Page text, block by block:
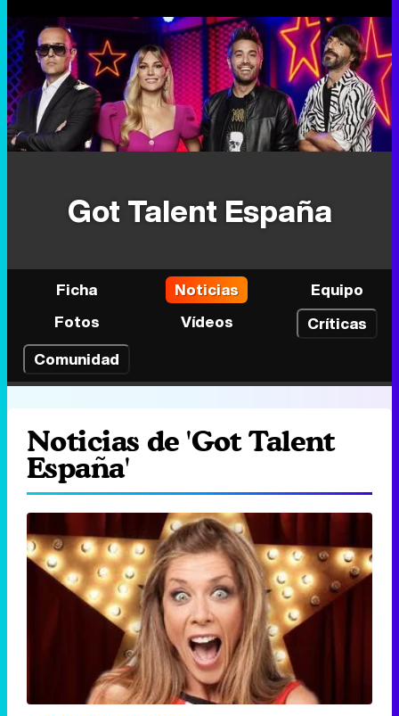
Got Talent España
Ficha Noticias
Equipo
Fotos
Vídeos
Críticas
Comunidad
Noticias de 'Got Talent
España'